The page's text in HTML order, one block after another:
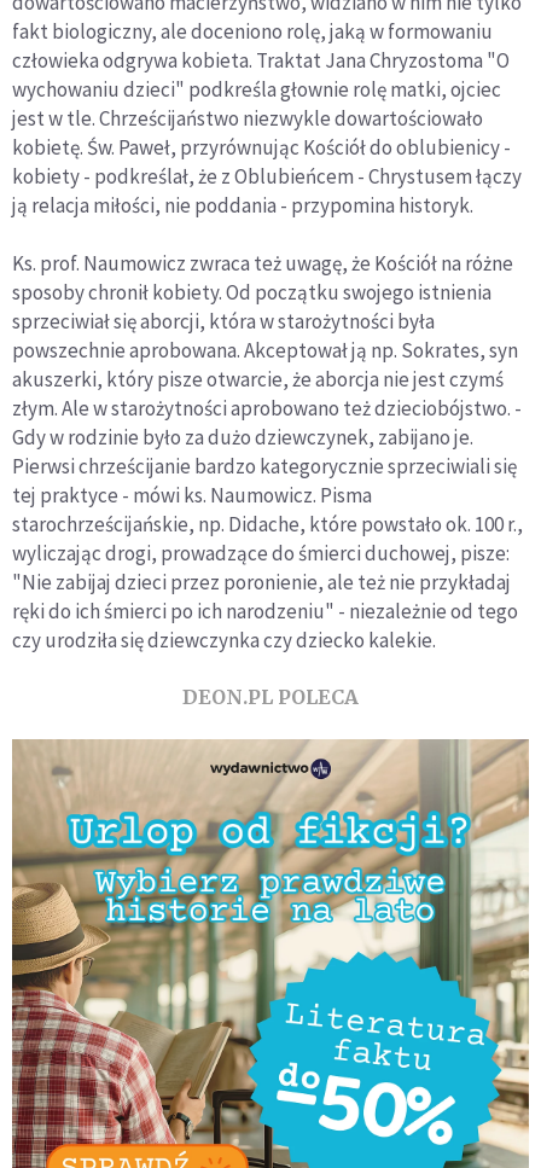
fakt biologiczny, ale doceniono rolę, jaką w formowaniu
człowieka odgrywa kobieta. Traktat Jana Chryzostoma "O
wychowaniu dzieci" podkreśla głownie rolę matki, ojciec
jest w tle. Chrześcijaństwo niezwykle dowartościowało
kobietę. Św. Paweł, przyrównując Kościół do oblubienicy -
kobiety - podkreślał, że z Oblubieńcem - Chrystusem łączy
ją relacja miłości, nie poddania - przypomina historyk.
Ks. prof. Naumowicz zwraca też uwagę, że Kościół na różne
sposoby chronił kobiety. Od początku swojego istnienia
sprzeciwiał się aborcji, która w starożytności była
powszechnie aprobowana. Akceptował ją np. Sokrates, syn
akuszerki, który pisze otwarcie, że aborcja nie jest czymś
złym. Ale w starożytności aprobowano też dzieciobójstwo. -
Gdy w rodzinie było za dużo dziewczynek, zabijano je.
Pierwsi chrześcijanie bardzo kategorycznie sprzeciwiali się
tej praktyce - mówi ks. Naumowicz. Pisma
starochrześcijańskie, np. Didache, które powstało ok. 100 r.,
wyliczając drogi, prowadzące do śmierci duchowej, pisze:
"Nie zabijaj dzieci przez poronienie, ale też nie przykładaj
ręki do ich śmierci po ich narodzeniu" - niezależnie od tego
czy urodziła się dziewczynka czy dziecko kalekie.
DEON.PL POLECA